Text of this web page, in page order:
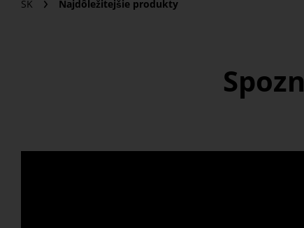
SK Najdôležitejšie produkty